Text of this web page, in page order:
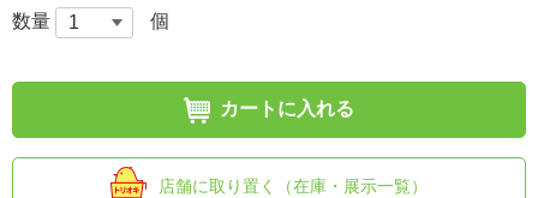
数量 個
カートに入れる
店舗に取り置く（在庫・展示一覧）